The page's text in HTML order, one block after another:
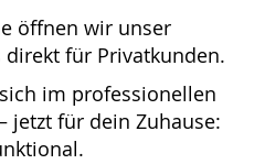
öffnen wir unser
für Privatkunden.
im professionellen
jetzt für dein Zuhause: